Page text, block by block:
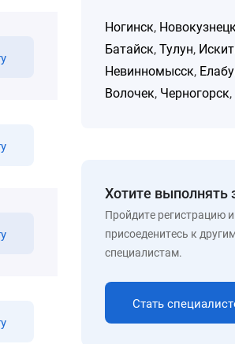
Ногинск,
Батайск,Тулун,
Невинномысск,
Волочек, Черногорск,
Хотите выполнять
Пройдите регистрацию и
присоеденитесь к
специалистам.
Стать